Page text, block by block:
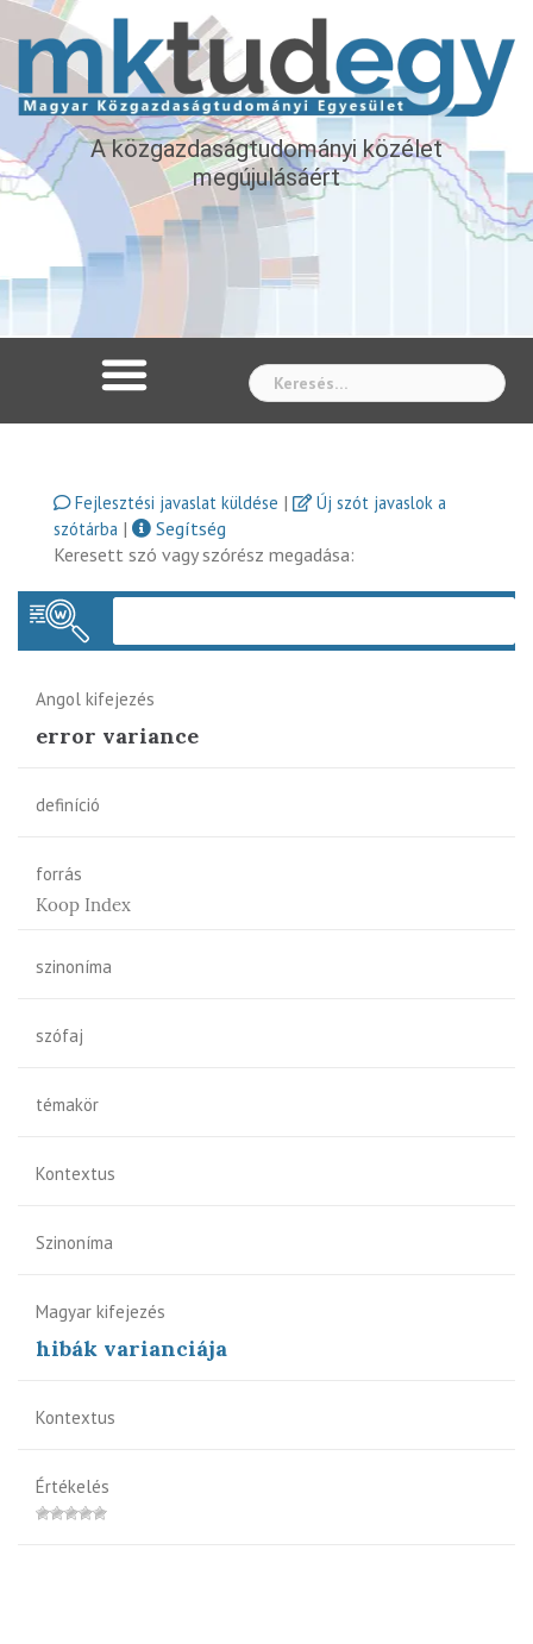
A közgazdaságtudományi közélet
megújulásáért
Fejlesztési javaslat küldése |
Új szót javaslok a
szótárba |
Segítség
Keresett szó vagy szórész megadása:
Angol kifejezés
error variance
definíció
forrás
Koop Index
szinoníma
szófaj
témakör
Kontextus
Szinoníma
Magyar kifejezés
hibák varianciája
Kontextus
Értékelés